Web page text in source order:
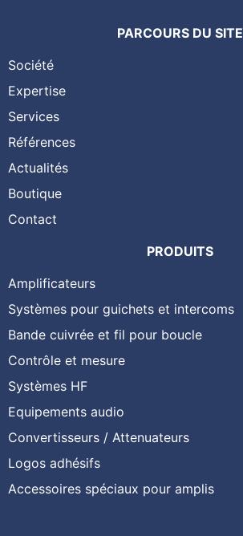
PARCOURS DU SITE
Société
Expertise
Services
Références
Actualités
Boutique
Contact
PRODUITS
Amplificateurs
Systèmes pour guichets et intercoms
Bande cuivrée et fil pour boucle
Contrôle et mesure
Systèmes HF
Equipements audio
Convertisseurs / Attenuateurs
Logos adhésifs
Accessoires spéciaux pour amplis